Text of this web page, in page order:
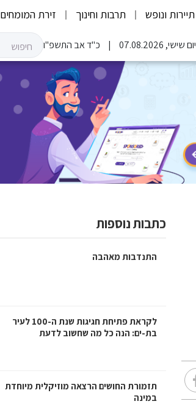
תיירות ונופש תרבות וחינוך זירת המומחים
יום שישי, 07.08.2026 כ"ד אב התשפ"ו
כתבות נוספות
התנדבות מאהבה
לקראת פתיחת חגיגות שנת ה-100 לעיר
בת-ים: הנה כל מה שחשוב לדעת
תזמורת החושים הרצאה מוזיקלית מיוחדת
במינה